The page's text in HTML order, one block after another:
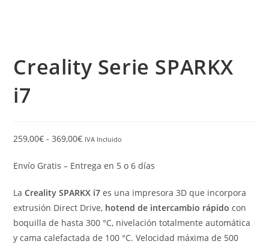
Creality Serie SPARKX
i7
259,00€ - 369,00€ IVA Incluido
Envío Gratis – Entrega en 5 o 6 días
LaCreality SPARKX i7 es una impresora 3D que incorpora
extrusión Direct Drive, hotend de intercambio rápido con
boquilla de hasta 300 °C, nivelación totalmente automática
y cama calefactada de 100 °C. Velocidad máxima de 500